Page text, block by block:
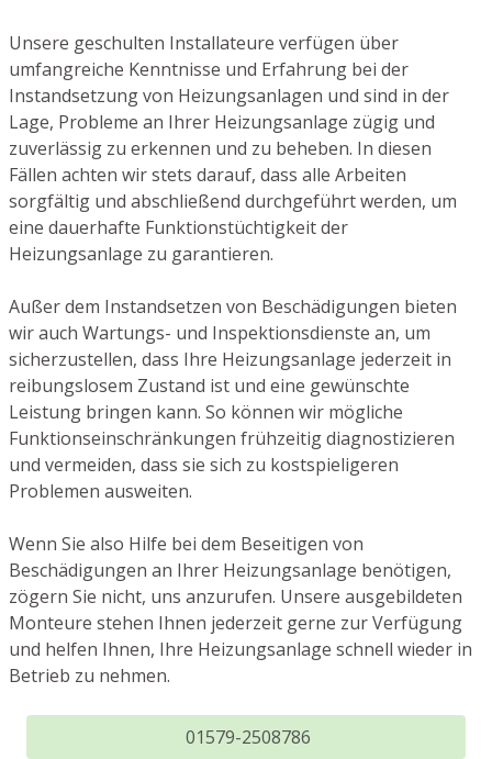
Unsere geschulten Installateure verfügen über
umfangreiche Kenntnisse und Erfahrung bei der
Instandsetzung von Heizungsanlagen und sind in der
Lage, Probleme an Ihrer Heizungsanlage zügig und
zuverlässig zu erkennen und zu beheben. In diesen
Fällen achten wir stets darauf, dass alle Arbeiten
sorgfältig und abschließend durchgeführt werden, um
eine dauerhafte Funktionstüchtigkeit der
Heizungsanlage zu garantieren.
Außer dem Instandsetzen von Beschädigungen bieten
wir auch Wartungs- und Inspektionsdienste an, um
sicherzustellen, dass Ihre Heizungsanlage jederzeit in
reibungslosem Zustand ist und eine gewünschte
Leistung bringen kann. So können wir mögliche
Funktionseinschränkungen frühzeitig diagnostizieren
und vermeiden, dass sie sich zu kostspieligeren
Problemen ausweiten.
Wenn Sie also Hilfe bei dem Beseitigen von
Beschädigungen an Ihrer Heizungsanlage benötigen,
zögern Sie nicht, uns anzurufen. Unsere ausgebildeten
Monteure stehen Ihnen jederzeit gerne zur Verfügung
und helfen Ihnen, Ihre Heizungsanlage schnell wieder in
Betrieb zu nehmen.
01579-2508786